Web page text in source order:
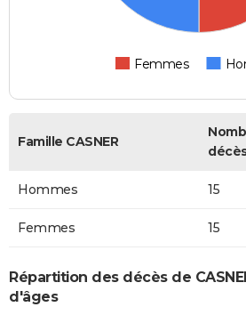
Femmes
Famille CASNER
Hommes 15
Femmes 15
Répartition des décès de
d'âges